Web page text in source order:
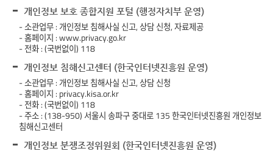
개인정보 보호 종합지원 포털 (행정자치부 운영)
- 소관업무 : 개인정보 침해사실 신고, 상담 신청, 자료제공
- 홈페이지 : www.privacy.go.kr
- 전화 : (국번없이) 118
개인정보 침해신고센터 (한국인터넷진흥원 운영)
- 소관업무 : 개인정보 침해사실 신고, 상담 신청
- 홈페이지 : privacy.kisa.or.kr
- 전화 : (국번없이) 118
- 주소 : (138-950) 서울시 송파구 중대로 135 한국인터넷진흥원 개인정보
침해신고센터
개인정보 분쟁조정위원회 (한국인터넷진흥원 운영)